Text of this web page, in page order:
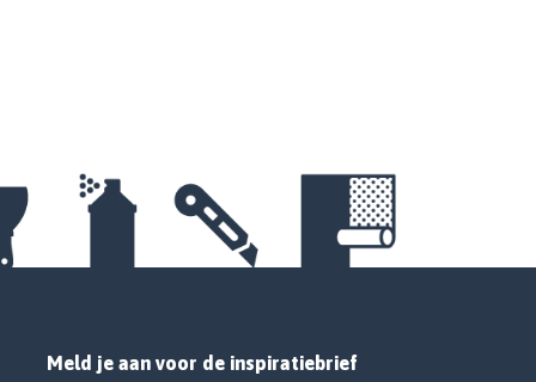
Meld je aan voor de inspiratiebrief